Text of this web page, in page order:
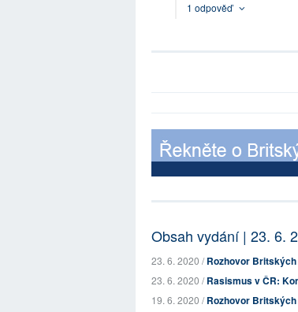
1 odpověď
Obsah vydání | 23. 6.
23. 6. 2020 /Rozhovor
23. 6. 2020 /Rasismus v ČR:
19. 6. 2020 /Rozhovor